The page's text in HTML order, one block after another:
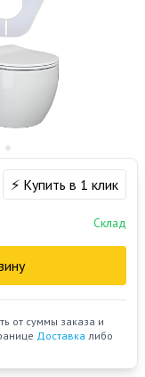
⚡ Купить в 1 клик
Склад
от суммы заказа и
Доставка либо